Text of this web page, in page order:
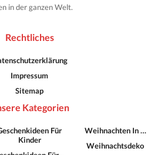
in der ganzen Welt.
Rechtliches
Impressum
Sitemap
Kategorien
Für
Kinder
Weihnachten In …
Weihnachtsdeko